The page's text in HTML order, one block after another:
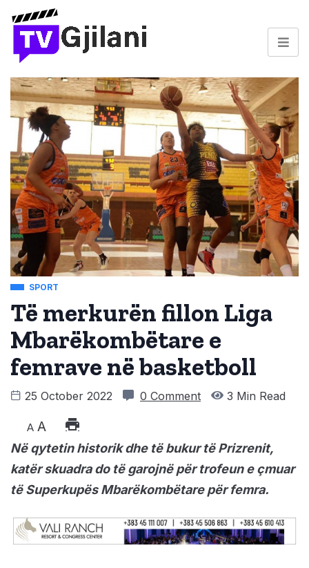
SPORT
Të merkurën fillon Liga
Mbarëkombëtare e
femrave në basketboll
25 October 2022 0 Comment 3 Min Read
A A
Në qytetin historik dhe të bukur të Prizrenit,
katër skuadra do të garojnë për trofeun e çmuar
të Superkupës Mbarëkombëtare për femra.